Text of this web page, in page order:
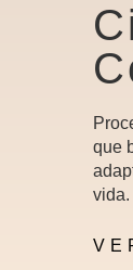
que
vida.